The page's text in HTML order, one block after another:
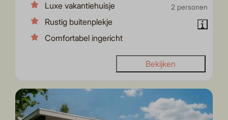
2 personen
Luxe vakantiehuisje
Rustig buitenplekje
Comfortabel ingericht
Bekijken